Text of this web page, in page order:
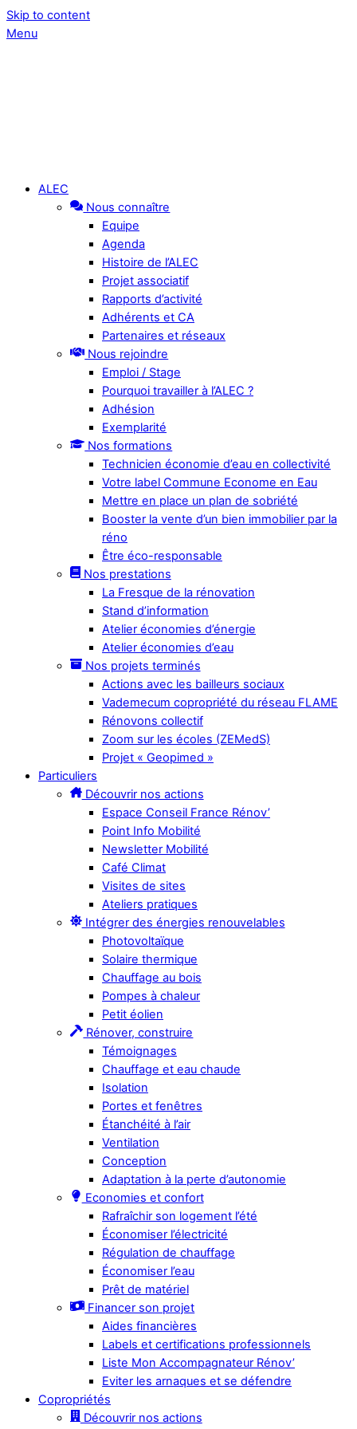
Skip to content
Menu
ALEC
Nous connaître
Equipe
Agenda
Histoire de l’ALEC
Projet associatif
Rapports d’activité
Adhérents et CA
Partenaires et réseaux
Nous rejoindre
Emploi / Stage
Pourquoi travailler à l’ALEC ?
Adhésion
Exemplarité
Nos formations
Technicien économie d’eau en collectivité
Votre label Commune Econome en Eau
Mettre en place un plan de sobriété
Booster la vente d’un bien immobilier par la
réno
Être éco-responsable
Nos prestations
La Fresque de la rénovation
Stand d’information
Atelier économies d’énergie
Atelier économies d’eau
Nos projets terminés
Actions avec les bailleurs sociaux
Vademecum copropriété du réseau FLAME
Rénovons collectif
Zoom sur les écoles (ZEMedS)
Projet « Geopimed »
Particuliers
Découvrir nos actions
Espace Conseil France Rénov’
Point Info Mobilité
Newsletter Mobilité
Café Climat
Visites de sites
Ateliers pratiques
Intégrer des énergies renouvelables
Photovoltaïque
Solaire thermique
Chauffage au bois
Pompes à chaleur
Petit éolien
Rénover, construire
Témoignages
Chauffage et eau chaude
Isolation
Portes et fenêtres
Étanchéité à l’air
Ventilation
Conception
Adaptation à la perte d’autonomie
Economies et confort
Rafraîchir son logement l’été
Économiser l’électricité
Régulation de chauffage
Économiser l’eau
Prêt de matériel
Financer son projet
Aides financières
Labels et certifications professionnels
Liste Mon Accompagnateur Rénov’
Eviter les arnaques et se défendre
Copropriétés
Découvrir nos actions